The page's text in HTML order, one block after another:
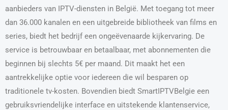
aanbieders van IPTV-diensten in België. Met toegang tot meer
dan 36.000 kanalen en een uitgebreide bibliotheek van films en
series, biedt het bedrijf een ongeëvenaarde kijkervaring. De
service is betrouwbaar en betaalbaar, met abonnementen die
beginnen bij slechts 5€ per maand. Dit maakt het een
aantrekkelijke optie voor iedereen die wil besparen op
traditionele tv-kosten. Bovendien biedt SmartIPTVBelgie een
gebruiksvriendelijke interface en uitstekende klantenservice,